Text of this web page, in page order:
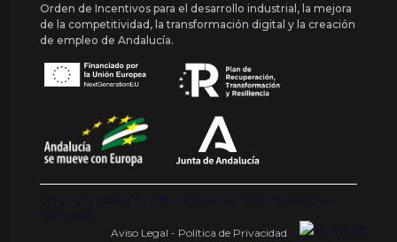
Orden de Incentivos para el desarrollo industrial, la mejora
de la competitividad, la transformación digital y la creación
de empleo de Andalucía.
Copyright {{ date('Y') }} ® Franquishop. Todos los derechos
reservados
Aviso Legal - Política de Privacidad